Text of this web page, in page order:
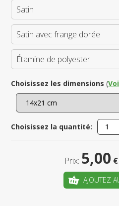
Satin
Satin avec frange dorée
Étamine de polyester
Choisissez les dimensions (
Choisissez la quantité:
Prix: 5,00 €
AJOUTEZ